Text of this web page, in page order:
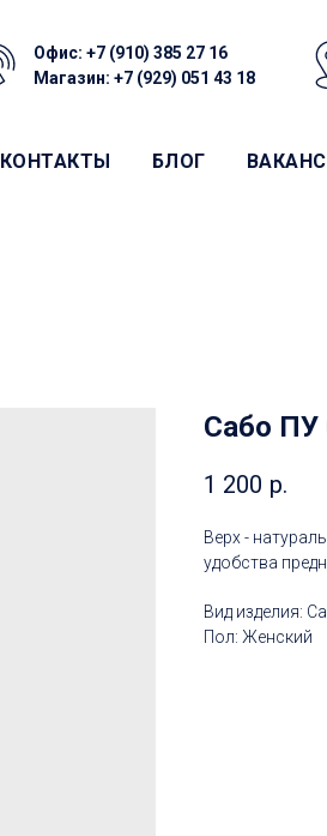
Офис: +7 (910) 385 27 16
Магазин: +7 (929) 051 43 18
КОНТАКТЫ БЛОГ
Сабо ПУ
1 200 р.
Верх -
удобства
Вид изделия:
Пол: Женский